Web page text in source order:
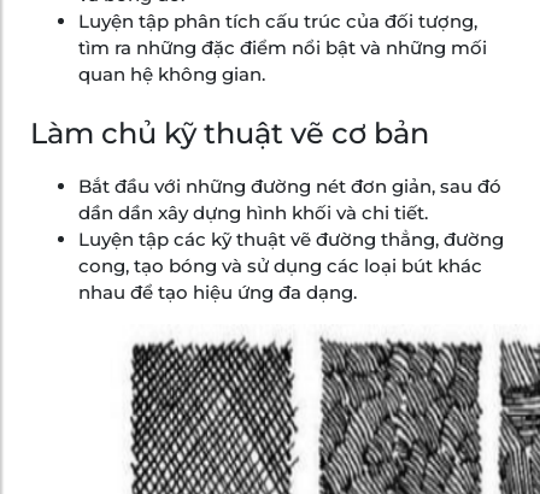
Luyện tập phân tích cấu trúc của đối tượng,
tìm ra những đặc điểm nổi bật và những mối
quan hệ không gian.
Làm chủ kỹ thuật vẽ cơ bản
Bắt đầu với những đường nét đơn giản, sau đó
dần dần xây dựng hình khối và chi tiết.
Luyện tập các kỹ thuật vẽ đường thẳng, đường
cong, tạo bóng và sử dụng các loại bút khác
nhau để tạo hiệu ứng đa dạng.